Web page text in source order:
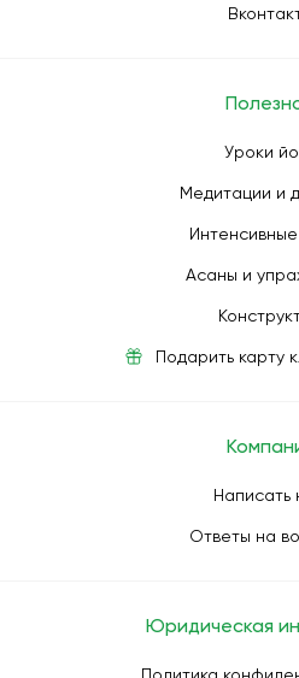
Уроки
Медитации и
Асаны и
Подарить карту
Написать
Ответы на
Юридическая